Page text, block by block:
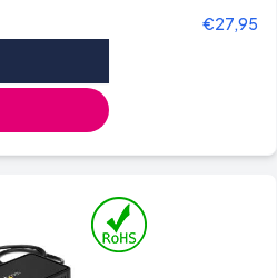
€27,95